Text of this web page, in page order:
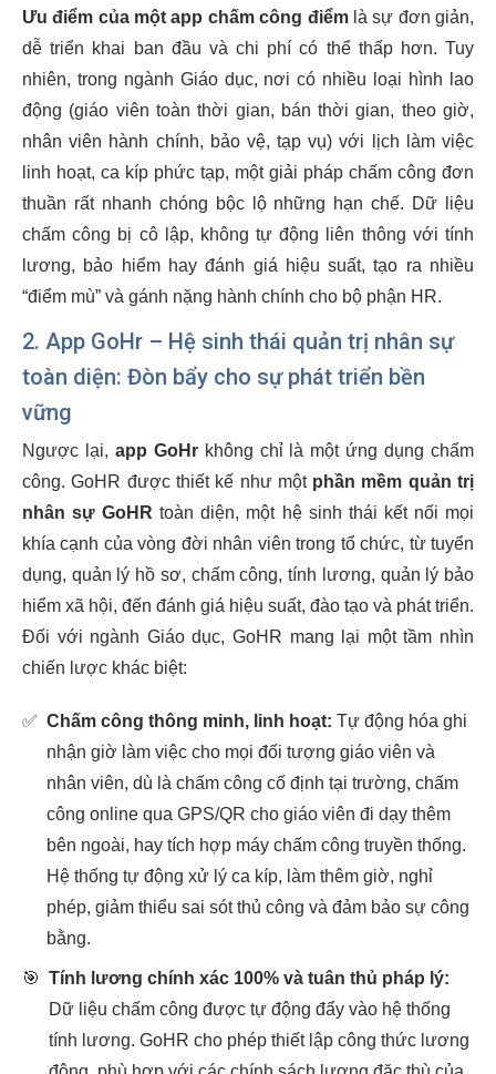
Ưu điểm của một app chấm công điểmlà sự đơn giản,
dễ triển khai ban đầu và chi phí có thể thấp hơn. Tuy
nhiên, trong ngành Giáo dục, nơi có nhiều loại hình lao
động (giáo viên toàn thời gian, bán thời gian, theo giờ,
nhân viên hành chính, bảo vệ, tạp vụ) với lịch làm việc
linh hoạt, ca kíp phức tạp, một giải pháp chấm công đơn
thuần rất nhanh chóng bộc lộ những hạn chế. Dữ liệu
chấm công bị cô lập, không tự động liên thông với tính
lương, bảo hiểm hay đánh giá hiệu suất, tạo ra nhiều
“điểm mù” và gánh nặng hành chính cho bộ phận HR.
2. App GoHr – Hệ sinh thái quản trị nhân sự
toàn diện: Đòn bẩy cho sự phát triển bền
vững
Ngược lại, app GoHrkhông chỉ là một ứng dụng chấm
công. GoHR được thiết kế như một phần mềm quản trị
nhân sự GoHR toàn diện, một hệ sinh thái kết nối mọi
khía cạnh của vòng đời nhân viên trong tổ chức, từ tuyển
dụng, quản lý hồ sơ, chấm công, tính lương, quản lý bảo
hiểm xã hội, đến đánh giá hiệu suất, đào tạo và phát triển.
Đối với ngành Giáo dục, GoHR mang lại một tầm nhìn
chiến lược khác biệt:
✅ Chấm công thông minh, linh hoạt: Tự động hóa ghi
nhận giờ làm việc cho mọi đối tượng giáo viên và
nhân viên, dù là chấm công cố định tại trường, chấm
công online qua GPS/QR cho giáo viên đi dạy thêm
bên ngoài, hay tích hợp máy chấm công truyền thống.
Hệ thống tự động xử lý ca kíp, làm thêm giờ, nghỉ
phép, giảm thiểu sai sót thủ công và đảm bảo sự công
bằng.
🎯 Tính lương chính xác 100% và tuân thủ pháp lý:
Dữ liệu chấm công được tự động đẩy vào hệ thống
tính lương. GoHR cho phép thiết lập công thức lương